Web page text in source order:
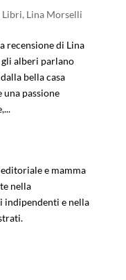
Libri, Lina Morselli
recensione di Lina
alberi parlano
bella casa
passione
e mamma
nella
indipendenti e nella